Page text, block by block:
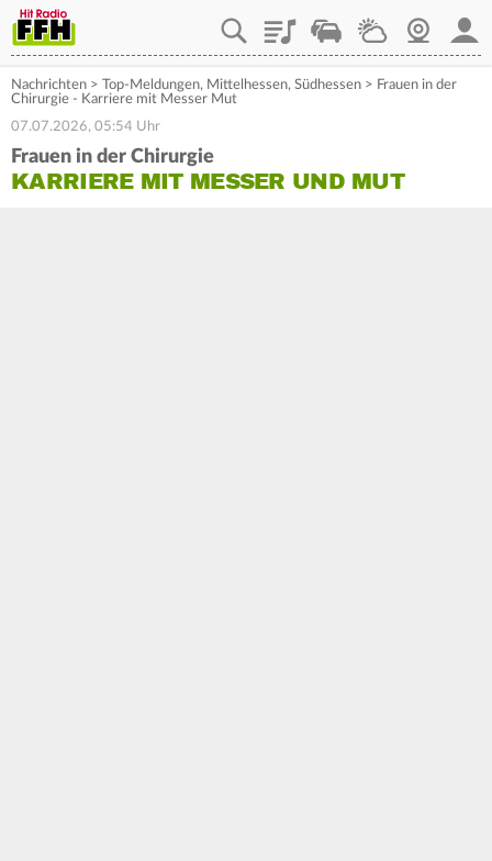
PlaylistStaupilotWetterWebcam
Nachrichten > Top-Meldungen, Mittelhessen, Südhessen > Frauen in der
Chirurgie - Karriere mit Messer Mut
07.07.2026, 05:54 Uhr
Frauen in der Chirurgie
KARRIERE MIT MESSER UND MUT